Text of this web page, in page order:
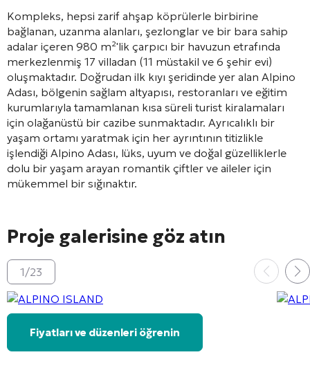
Kompleks, hepsi zarif ahşap köprülerle birbirine
bağlanan, uzanma alanları, şezlonglar ve bir bara sahip
adalar içeren 980 m²'lik çarpıcı bir havuzun etrafında
merkezlenmiş 17 villadan (11 müstakil ve 6 şehir evi)
oluşmaktadır. Doğrudan ilk kıyı şeridinde yer alan Alpino
Adası, bölgenin sağlam altyapısı, restoranları ve eğitim
kurumlarıyla tamamlanan kısa süreli turist kiralamaları
için olağanüstü bir cazibe sunmaktadır. Ayrıcalıklı bir
yaşam ortamı yaratmak için her ayrıntının titizlikle
işlendiği Alpino Adası, lüks, uyum ve doğal güzelliklerle
dolu bir yaşam arayan romantik çiftler ve aileler için
mükemmel bir sığınaktır.
Proje galerisine göz atın
1/23
Fiyatları ve düzenleri öğrenin